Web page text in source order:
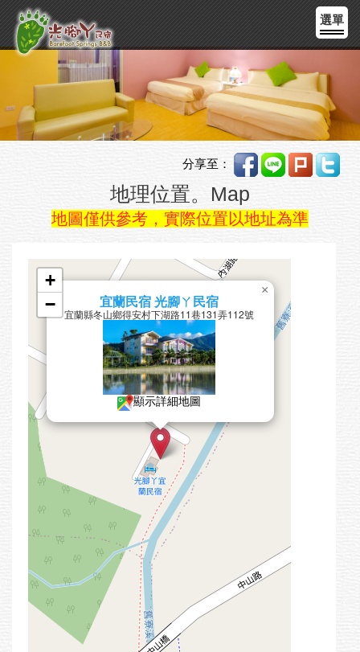
選單
分享至：
地理位置。Map
地圖僅供參考，實際位置以地址為準
宜蘭民宿 光腳ㄚ民宿
宜蘭縣冬山鄉得安村下湖路11巷131弄112號
顯示詳細地圖
×
+
−